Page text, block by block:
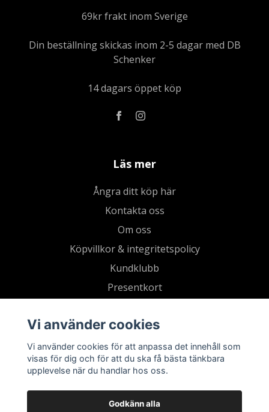
69kr frakt inom Sverige
Din beställning skickas inom 2-5 dagar med DB
Schenker
14 dagars öppet köp
Läs mer
Ångra ditt köp här
Kontakta oss
Om oss
Köpvillkor & integritetspolicy
Kundklubb
Presentkort
Vi använder cookies
Vi använder cookies för att anpassa det innehåll som
visas för dig och för att du ska få bästa tänkbara
upplevelse när du handlar hos oss.
Godkänn alla